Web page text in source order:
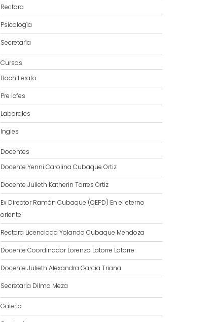
Rectora
Psicología
Secretaría
Cursos
Bachillerato
Pre Icfes
Laborales
Ingles
Docentes
Docente Yenni Carolina Cubaque Ortiz
Docente Julieth Katherin Torres Ortiz
Ex Director Ramón Cubaque (QEPD) En el eterno
oriente
Rectora Licenciada Yolanda Cubaque Mendoza
Docente Coordinador Lorenzo Latorre Latorre
Docente Julieth Alexandra Garcia Triana
Secretaria Dilma Meza
Galeria